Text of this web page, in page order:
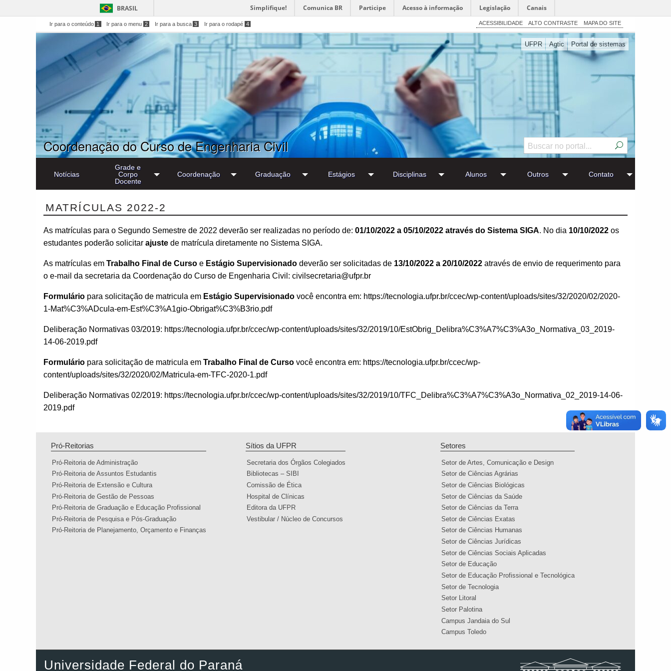
BRASIL Simplifique! Comunica BR Participe Acesso à informação Legislação Canais
Ir para o conteúdo 1 Ir para o menu 2 Ir para a busca 3 Ir para o rodapé 4 ACESSIBILIDADE ALTO CONTRASTE MAPA DO SITE
UFPR Agtic Portal de sistemas
Coordenação do Curso de Engenharia Civil
Notícias
Grade e
Corpo
Docente
Coordenação Graduação Estágios Disciplinas Alunos Outros Contato
MATRÍCULAS 2022-2
As matrículas para o Segundo Semestre de 2022 deverão ser realizadas no período de: 01/10/2022 a 05/10/2022 através do Sistema SIGA. No dia 10/10/2022 os
estudantes poderão solicitar ajuste de matrícula diretamente no Sistema SIGA.
As matrículas em Trabalho Final de Curso e Estágio Supervisionado deverão ser solicitadas de 13/10/2022 a 20/10/2022 através de envio de requerimento para
o e-mail da secretaria da Coordenação do Curso de Engenharia Civil: civilsecretaria@ufpr.br
Formulário para solicitação de matricula em Estágio Supervisionado você encontra em: https://tecnologia.ufpr.br/ccec/wp-content/uploads/sites/32/2020/02/2020-
1-Mat%C3%ADcula-em-Est%C3%A1gio-Obrigat%C3%B3rio.pdf
Deliberação Normativas 03/2019: https://tecnologia.ufpr.br/ccec/wp-content/uploads/sites/32/2019/10/EstObrig_Delibra%C3%A7%C3%A3o_Normativa_03_2019-
14-06-2019.pdf
Formulário para solicitação de matricula em Trabalho Final de Curso você encontra em: https://tecnologia.ufpr.br/ccec/wp-
content/uploads/sites/32/2020/02/Matricula-em-TFC-2020-1.pdf
Deliberação Normativas 02/2019: https://tecnologia.ufpr.br/ccec/wp-content/uploads/sites/32/2019/10/TFC_Delibra%C3%A7%C3%A3o_Normativa_02_2019-14-06-
2019.pdf
Pró-Reitorias
Pró-Reitoria de Administração
Pró-Reitoria de Assuntos Estudantis
Pró-Reitoria de Extensão e Cultura
Pró-Reitoria de Gestão de Pessoas
Pró-Reitoria de Graduação e Educação Profissional
Pró-Reitoria de Pesquisa e Pós-Graduação
Pró-Reitoria de Planejamento, Orçamento e Finanças
Sítios da UFPR
Secretaria dos Órgãos Colegiados
Bibliotecas – SIBI
Comissão de Ética
Hospital de Clínicas
Editora da UFPR
Vestibular / Núcleo de Concursos
Setores
Setor de Artes, Comunicação e Design
Setor de Ciências Agrárias
Setor de Ciências Biológicas
Setor de Ciências da Saúde
Setor de Ciências da Terra
Setor de Ciências Exatas
Setor de Ciências Humanas
Setor de Ciências Jurídicas
Setor de Ciências Sociais Aplicadas
Setor de Educação
Setor de Educação Profissional e Tecnológica
Setor de Tecnologia
Setor Litoral
Setor Palotina
Campus Jandaia do Sul
Campus Toledo
Universidade Federal do Paraná